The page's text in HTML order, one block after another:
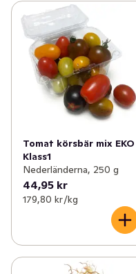
Tomat körsbär mix EKO
Klass1
Nederländerna, 250 g
44,95 kr
179,80 kr /kg